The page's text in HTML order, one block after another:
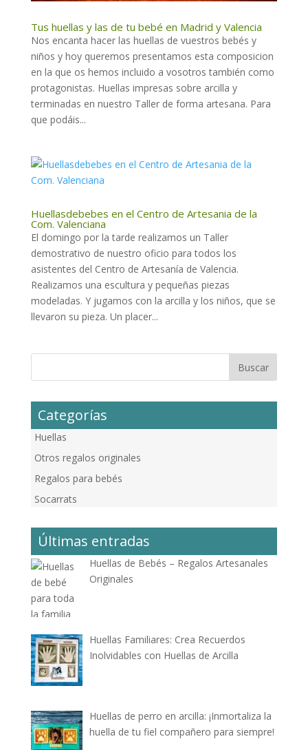
Tus huellas y las de tu bebé en Madrid y Valencia
Nos encanta hacer las huellas de vuestros bebés y
niños y hoy queremos presentamos esta composicion
en la que os hemos incluido a vosotros también como
protagonistas. Huellas impresas sobre arcilla y
terminadas en nuestro Taller de forma artesana. Para
que podáis...
Huellasdebebes en el Centro de Artesania de la
Com. Valenciana
El domingo por la tarde realizamos un Taller
demostrativo de nuestro oficio para todos los
asistentes del Centro de Artesanía de Valencia.
Realizamos una escultura y pequeñas piezas
modeladas. Y jugamos con la arcilla y los niños, que se
llevaron su pieza. Un placer...
Categorías
Huellas
Otros regalos originales
Regalos para bebés
Socarrats
Últimas entradas
Huellas de Bebés – Regalos Artesanales
Originales
Huellas Familiares: Crea Recuerdos
Inolvidables con Huellas de Arcilla
Huellas de perro en arcilla: ¡Inmortaliza la
huella de tu fiel compañero para siempre!